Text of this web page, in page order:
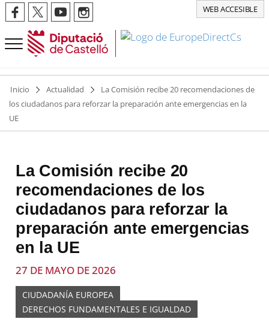
WEB ACCESIBLE
Inicio Actualidad
La Comisión recibe 20 recomendaciones de
los ciudadanos para reforzar la preparación ante emergencias en la
UE
La Comisión recibe 20
recomendaciones de los
ciudadanos para reforzar la
preparación ante emergencias
en la UE
27 DE MAYO DE 2026
CIUDADANÍA EUROPEA
DERECHOS FUNDAMENTALES E IGUALDAD